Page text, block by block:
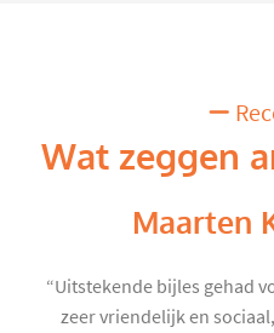
Wat zeggen
Maarten
“Uitstekende bijles gehad
zeer vriendelijk en